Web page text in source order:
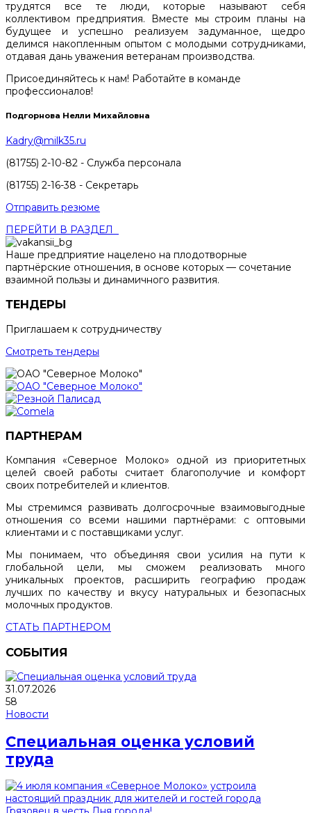
трудятся все те люди, которые называют себя
коллективом предприятия. Вместе мы строим планы на
будущее и успешно реализуем задуманное, щедро
делимся накопленным опытом с молодыми сотрудниками,
отдавая дань уважения ветеранам производства.
Присоединяйтесь к нам! Работайте в команде
профессионалов!
Подгорнова Нелли Михайловна
Kadry@milk35.ru
(81755) 2-10-82 - Служба персонала
(81755) 2-16-38 - Секретарь
Отправить резюме
ПЕРЕЙТИ В РАЗДЕЛ
Наше предприятие нацелено на плодотворные
партнёрские отношения, в основе которых — сочетание
взаимной пользы и динамичного развития.
ТЕНДЕРЫ
Приглашаем к сотрудничеству
Смотреть тендеры
ПАРТНЕРАМ
Компания «Северное Молоко» одной из приоритетных
целей своей работы считает благополучие и комфорт
своих потребителей и клиентов.
Мы стремимся развивать долгосрочные взаимовыгодные
отношения со всеми нашими партнёрами: с оптовыми
клиентами и с поставщиками услуг.
Мы понимаем, что объединяя свои усилия на пути к
глобальной цели, мы сможем реализовать много
уникальных проектов, расширить географию продаж
лучших по качеству и вкусу натуральных и безопасных
молочных продуктов.
СТАТЬ ПАРТНЕРОМ
СОБЫТИЯ
31.07.2026
58
Новости
Специальная оценка условий
труда